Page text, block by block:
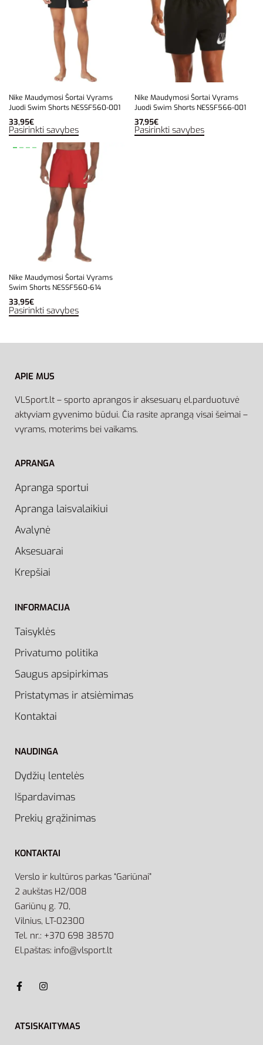
Nike Maudymosi Šortai Vyrams
Juodi Swim Shorts NESSF560-001
33,95€
Pasirinkti savybes
Nike Maudymosi Šortai Vyrams
Juodi Swim Shorts NESSF566-001
37,95€
Pasirinkti savybes
Nike Maudymosi Šortai Vyrams
Swim Shorts NESSF560-614
33,95€
Pasirinkti savybes
APIE MUS
VLSport.lt – sporto aprangos ir aksesuarų el.parduotuvė
aktyviam gyvenimo būdui. Čia rasite aprangą visai šeimai –
vyrams, moterims bei vaikams.
APRANGA
Apranga sportui
Apranga laisvalaikiui
Avalynė
Aksesuarai
Krepšiai
INFORMACIJA
Taisyklės
Privatumo politika
Saugus apsipirkimas
Pristatymas ir atsiėmimas
Kontaktai
NAUDINGA
Dydžių lentelės
Išpardavimas
Prekių grąžinimas
KONTAKTAI
Verslo ir kultūros parkas “Gariūnai”
2 aukštas H2/008
Gariūnų g. 70,
Vilnius, LT-02300
Tel. nr.: +370 698 38570
El.paštas: info@vlsport.lt
ATSISKAITYMAS